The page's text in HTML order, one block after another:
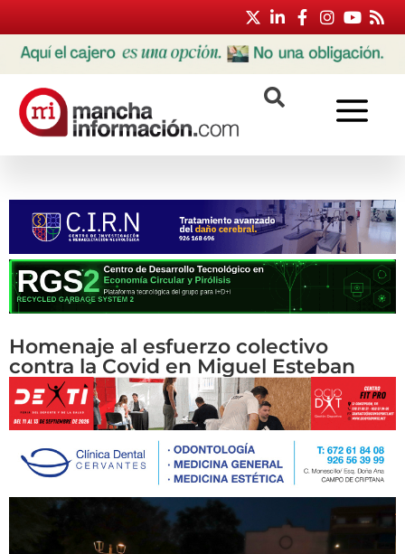
Homenaje al esfuerzo colectivo
contra la Covid en Miguel Esteban